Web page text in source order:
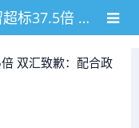
河南双汇子公司猪肉兽药残留超标37.5倍 双汇致歉：配合政府部门进行全面排查
双汇致歉：配合政